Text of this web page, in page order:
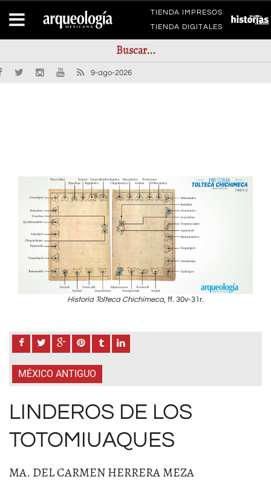
TIENDA IMPRESOS
TIENDA DIGITALES
9-ago-2026
Historia Tolteca Chichimeca, ff. 30v-31r.
MÉXICO ANTIGUO
LINDEROS DE LOS
TOTOMIUAQUES
MA. DEL CARMEN HERRERA MEZA